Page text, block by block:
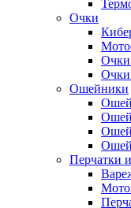
Очки
Очки
Ошейники
Перчатки